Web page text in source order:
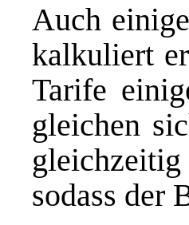
Auch
kalkuliert
Tarife
gleichen
gleichzeitig
sodass der